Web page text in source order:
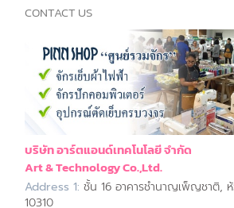
CONTACT US
บริษัท อาร์ตแอนด์เทคโนโลยี จำกัด
Art & Technology Co.,Ltd.
Address 1: ชั้น 16 อาคารชำนาญเพ็ญชาติ,
10310